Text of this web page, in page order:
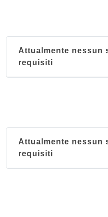
Attualmente nessun
requisiti
Attualmente nessun
requisiti